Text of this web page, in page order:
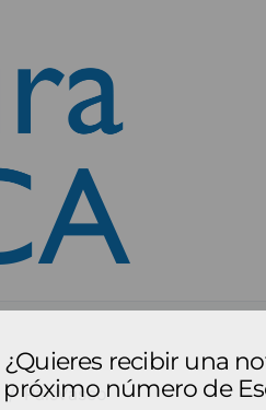
PaisVasco
¿Quieres recibir una
próximo número de